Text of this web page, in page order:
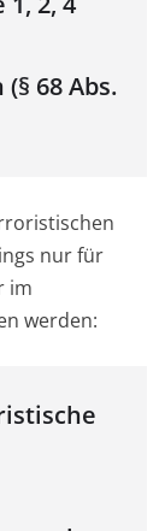
68 Abs.
nur für
im
werden: